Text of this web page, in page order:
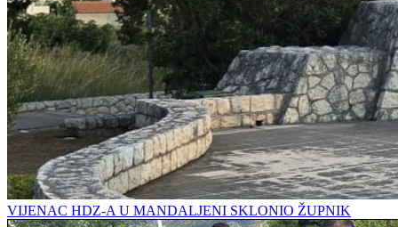
VIJENAC HDZ-A U MANDALJENI SKLONIO ŽUPNIK